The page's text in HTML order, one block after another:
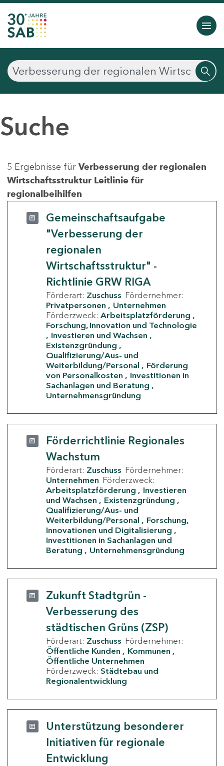
Suche
5 Ergebnisse für Verbesserung der regionalen
Wirtschaftsstruktur Leitlinie für
regionalbeihilfen
Gemeinschaftsaufgabe
"Verbesserung der
regionalen
Wirtschaftsstruktur" -
Richtlinie GRW RIGA
Förderart: Zuschuss Fördernehmer:
Privatpersonen
Unternehmen
Förderzweck: Arbeitsplatzförderung
Forschung, Innovation und Technologie
Investieren und Wachsen
Existenzgründung
Qualifizierung/Aus- und
Weiterbildung/Personal
Förderung
von Personalkosten
Investitionen in
Sachanlagen und Beratung
Unternehmensgründung
Förderrichtlinie Regionales
Wachstum
Förderart: Zuschuss Fördernehmer:
Unternehmen Förderzweck:
Arbeitsplatzförderung
Investieren
und Wachsen
Existenzgründung
Qualifizierung/Aus- und
Weiterbildung/Personal
Forschung,
Innovationen und Digitalisierung
Investitionen in Sachanlagen und
Beratung
Unternehmensgründung
Zukunft Stadtgrün -
Verbesserung des
städtischen Grüns (ZSP)
Förderart: Zuschuss Fördernehmer:
Öffentliche Kunden
Kommunen
Öffentliche Unternehmen
Förderzweck: Städtebau und
Regionalentwicklung
Unterstützung besonderer
Initiativen für regionale
Entwicklung